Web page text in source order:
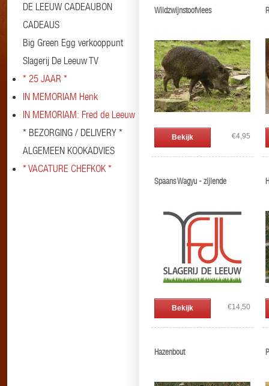
DE LEEUW CADEAUBON
CADEAUS
Big Green Egg verkooppunt
Slagerij De Leeuw TV
* 25 JAAR *
IN MEMORIAM Henk
IN MEMORIAM: Fred de Leeuw
* BEZORGING / DELIVERY *
ALGEMEEN KOOKADVIES
* VACATURE CHEFKOK *
Wildzwijnstoofvlees
Bekijk €4,95
Spaans Wagyu - zijlende
Bekijk €14,50
Hazenbout